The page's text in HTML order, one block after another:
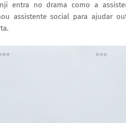
entra no drama como a
assistente social para ajudar